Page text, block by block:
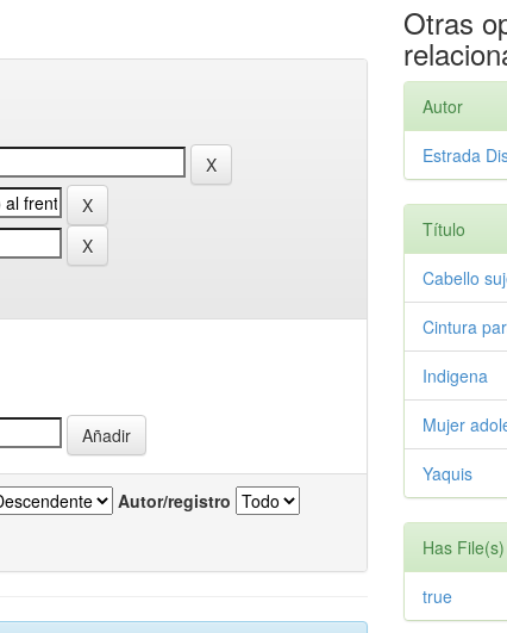
Autor/registro
Otras
Autor
Estrada
Título
Cabello
Cintura
Indigena
Mujer
Yaquis
Has File(s)
true